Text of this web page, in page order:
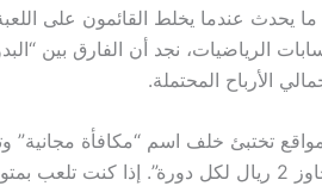
يحدث عندما يخلط القائمون على اللعبة
الرياضيات، نجد أن الفارق بين
تختبئ خلف اسم “مكافأة